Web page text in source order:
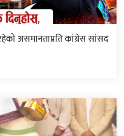
असमानताप्रति कांग्रेस सांसद